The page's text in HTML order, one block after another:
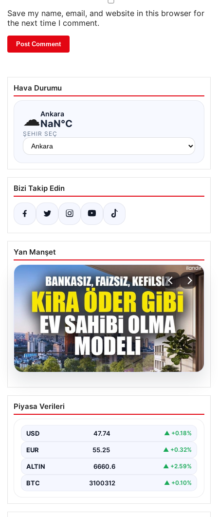
Save my name, email, and website in this browser for
the next time I comment.
Hava Durumu
☁Ankara
NaN°C
ŞEHIR SEÇ
Bizi Takip Edin
Yan Manşet
DAP Yapı’dan bir ilk! Emlak Konut
güvencesi Dap vizyonuyla kendi
{“title”: “DAP Yapı’dan Bir İlk: Güvence ve Vizyonla Kendi
Piyasa Verileri
USD 47.74 ▲ +0.18%
EUR 55.25 ▲ +0.32%
ALTIN 6660.6 ▲ +2.59%
BTC 3100312 ▲ +0.10%